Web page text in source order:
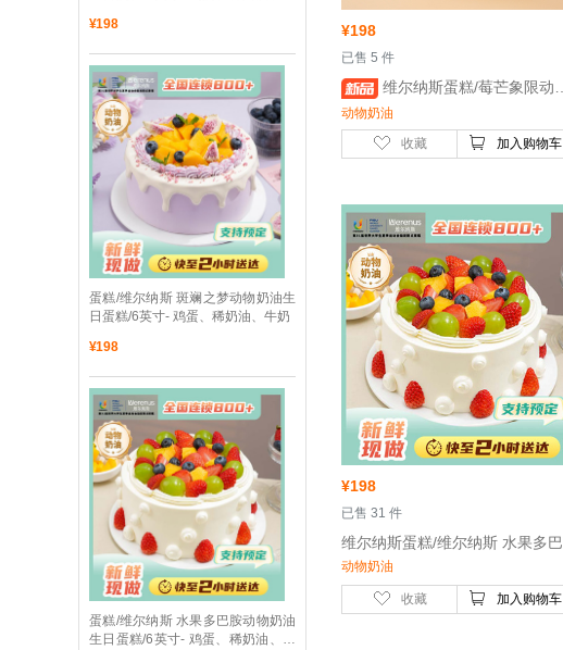
¥198
已售 5 件
维尔纳斯蛋糕/莓芒象限动物奶油蛋糕/6英寸- 鸡蛋、稀奶油、牛奶
动物奶油
收藏 加入购物车
¥198
已售 31 件
动物奶油
收藏 加入购物车
¥198
蛋糕/维尔纳斯 斑斓之梦动物奶油生
日蛋糕/6英寸- 鸡蛋、稀奶油、牛奶
¥198
蛋糕/维尔纳斯 水果多巴胺动物奶油
生日蛋糕/6英寸- 鸡蛋、稀奶油、牛